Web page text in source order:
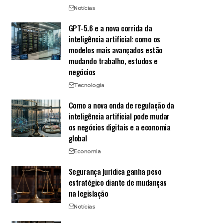
Notícias
GPT-5.6 e a nova corrida da
inteligência artificial: como os
modelos mais avançados estão
mudando trabalho, estudos e
negócios
Tecnologia
Como a nova onda de regulação da
inteligência artificial pode mudar
os negócios digitais e a economia
global
Economia
Segurança jurídica ganha peso
estratégico diante de mudanças
na legislação
Notícias